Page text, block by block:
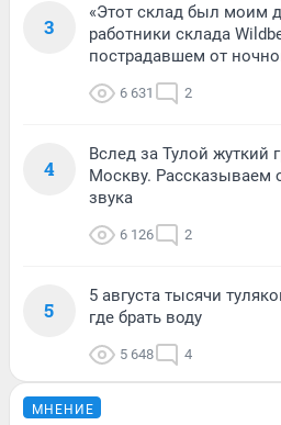
3
«Этот склад был моим
работники склада
пострадавшем от
6 631 2
4
Вслед за Тулой жуткий
Москву. Рассказываем
звука
6 126 2
5
5 августа тысячи
где брать воду
5 648 4
МНЕНИЕ